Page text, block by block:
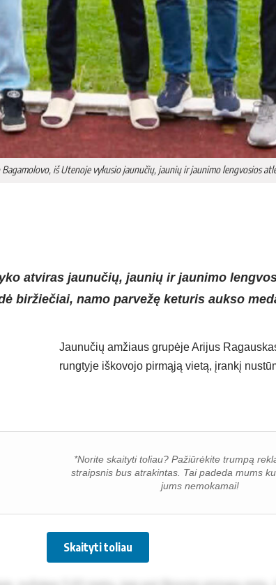
iš Utenoje vykusio jaunučių, jaunių ir jaunimo lengvosios
atviras jaunučių, jaunių ir jaunimo
biržiečiai, namo parvežę keturis aukso
Jau­nu­čių am­žiaus gru­pė­je Ari­jus
rung­ty­je iš­ko­vo­jo pir­mą­ją vie­tą, įran­kį
*Norite skaityti toliau? Pažiūrėkite trumpą
straipsnis bus atrakintas. Tai padeda mums
jums nemokamai!
Skaityti toliau